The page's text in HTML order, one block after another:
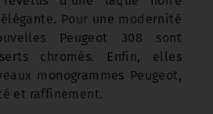
Pour une modernité
Peugeot 308 sont
chromés. Enfin, elles
monogrammes Peugeot,
et raffinement.